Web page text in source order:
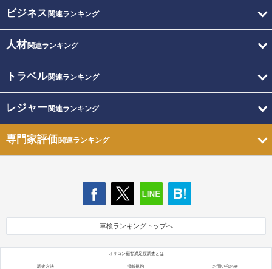
ビジネス 関連ランキング
人材関連ランキング
トラベル関連ランキング
レジャー関連ランキング
専門家評価関連ランキング
車検ランキングトップへ
オリコン顧客満足度調査とは
調査方法 掲載規約 お問い合わせ